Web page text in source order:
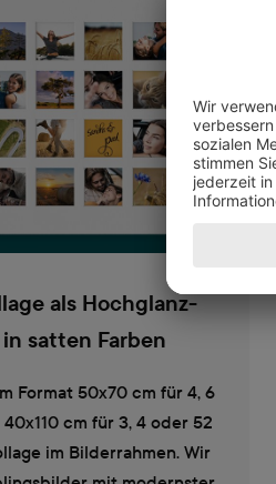
als Hochglanz-
satten Farben
Format 50x70 cm für 4, 6
cm für 3, 4 oder 52
im Bilderrahmen. Wir